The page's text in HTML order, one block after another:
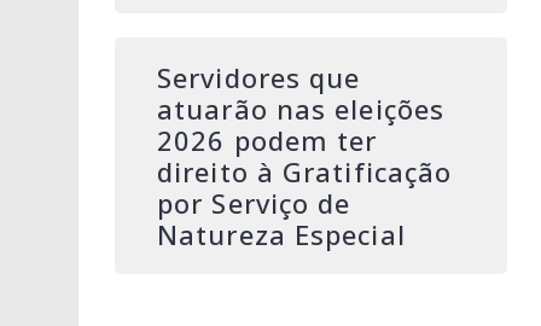
Servidores que
atuarão nas eleições
2026 podem ter
direito à Gratificação
por Serviço de
Natureza Especial